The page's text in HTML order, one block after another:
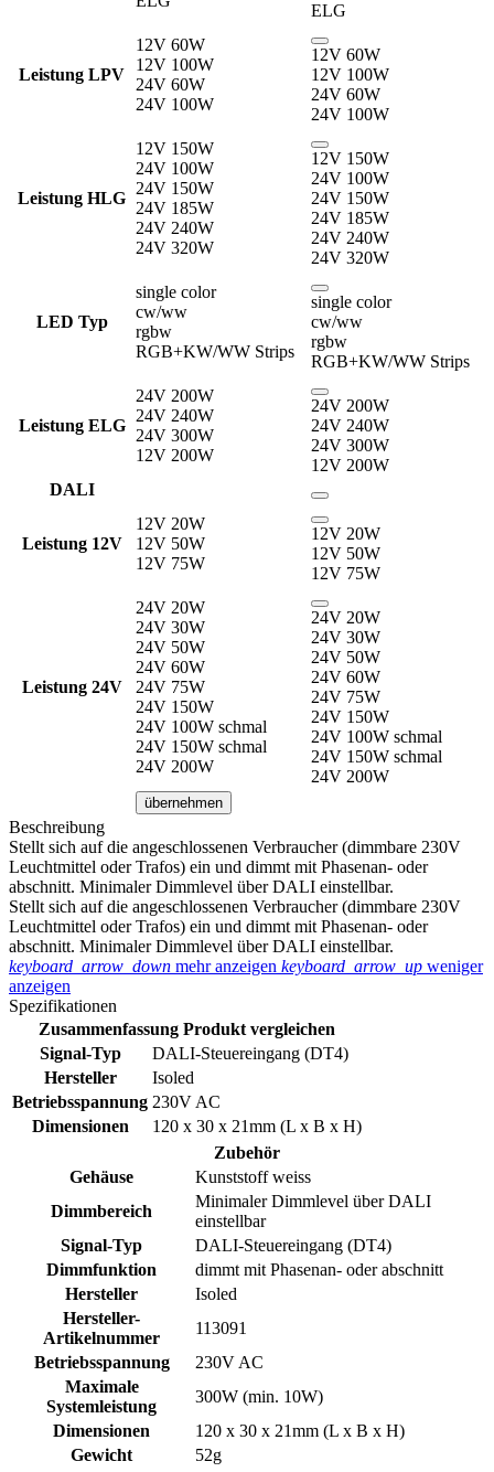
ELG
Leistung LPV
12V 60W
12V 100W
24V 60W
24V 100W
12V 60W
12V 100W
24V 60W
24V 100W
Leistung HLG
12V 150W
24V 100W
24V 150W
24V 185W
24V 240W
24V 320W
12V 150W
24V 100W
24V 150W
24V 185W
24V 240W
24V 320W
LED Typ
single color
cw/ww
rgbw
RGB+KW/WW Strips
single color
cw/ww
rgbw
RGB+KW/WW Strips
Leistung ELG
24V 200W
24V 240W
24V 300W
12V 200W
24V 200W
24V 240W
24V 300W
12V 200W
DALI
Leistung 12V
12V 20W
12V 50W
12V 75W
12V 20W
12V 50W
12V 75W
Leistung 24V
24V 20W
24V 30W
24V 50W
24V 60W
24V 75W
24V 150W
24V 100W schmal
24V 150W schmal
24V 200W
24V 20W
24V 30W
24V 50W
24V 60W
24V 75W
24V 150W
24V 100W schmal
24V 150W schmal
24V 200W
übernehmen
Beschreibung
Stellt sich auf die angeschlossenen Verbraucher (dimmbare 230V
Leuchtmittel oder Trafos) ein und dimmt mit Phasenan- oder
abschnitt. Minimaler Dimmlevel über DALI einstellbar.
Stellt sich auf die angeschlossenen Verbraucher (dimmbare 230V
Leuchtmittel oder Trafos) ein und dimmt mit Phasenan- oder
abschnitt. Minimaler Dimmlevel über DALI einstellbar.
keyboard_arrow_down mehr anzeigen keyboard_arrow_up weniger
anzeigen
Spezifikationen
Zusammenfassung Produkt vergleichen
Signal-Typ
DALI-Steuereingang (DT4)
Hersteller
Isoled
Betriebsspannung 230V AC
Dimensionen
120 x 30 x 21mm (L x B x H)
Zubehör
Gehäuse
Kunststoff weiss
Dimmbereich
Minimaler Dimmlevel über DALI
einstellbar
Signal-Typ
DALI-Steuereingang (DT4)
Dimmfunktion
dimmt mit Phasenan- oder abschnitt
Hersteller
Isoled
Hersteller-
Artikelnummer
113091
Betriebsspannung
230V AC
Maximale
Systemleistung
300W (min. 10W)
Dimensionen
120 x 30 x 21mm (L x B x H)
Gewicht
52g